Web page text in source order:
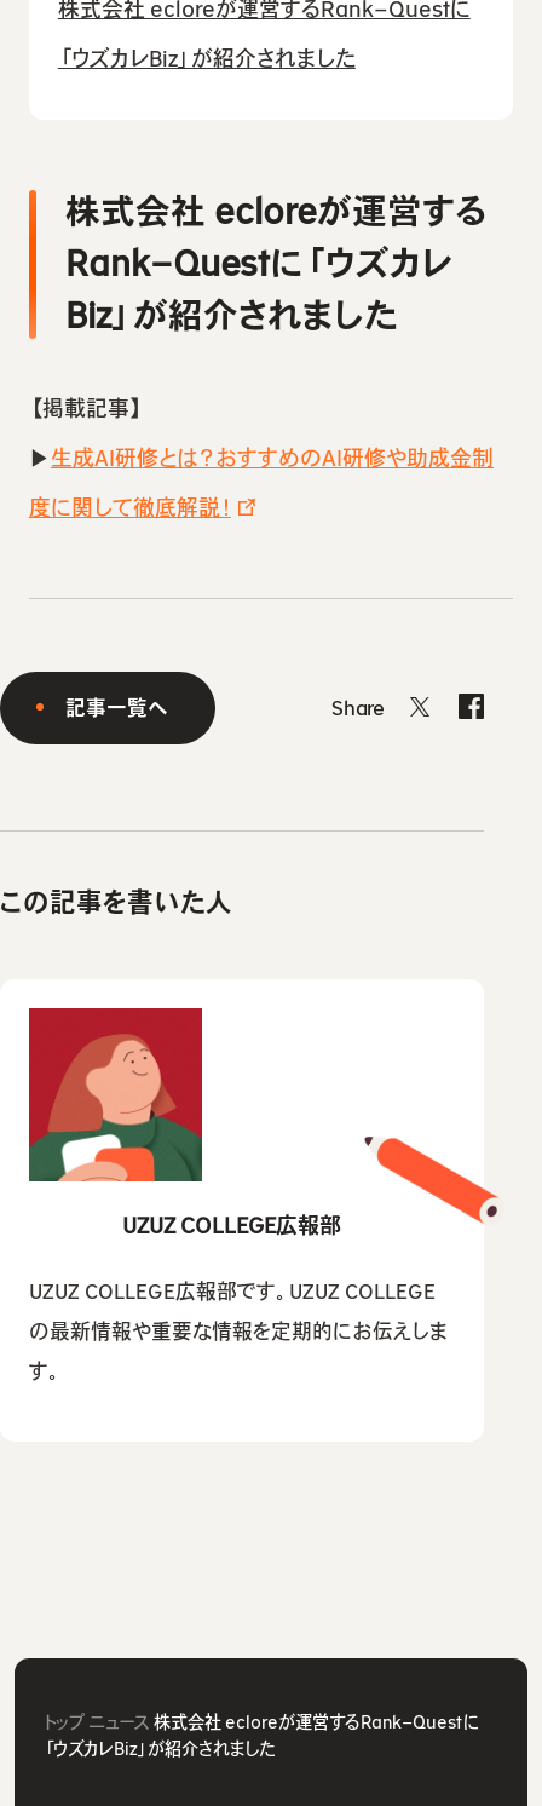
株式会社 ecloreが運営するRank−Questに
「ウズカレBiz」が紹介されました
株式会社 ecloreが運営する
Rank−Questに「ウズカレ
Biz」が紹介されました
【掲載記事】
▶︎生成AI研修とは？おすすめのAI研修や助成金制
度に関して徹底解説！
記事一覧へ Share
この記事を書いた人
UZUZ COLLEGE広報部
UZUZ COLLEGE広報部です。UZUZ COLLEGE
の最新情報や重要な情報を定期的にお伝えしま
す。
トップ ニュース 株式会社 ecloreが運営するRank−Questに
「ウズカレBiz」が紹介されました